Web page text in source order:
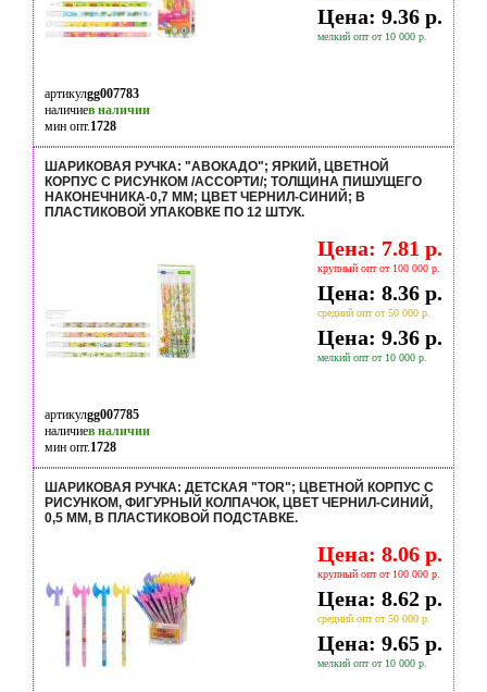
Цена: 9.36 р.
мелкий опт от 10 000 р.
артикулgg007783
наличиев наличии
мин опт.1728
ШАРИКОВАЯ РУЧКА: "АВОКАДО"; ЯРКИЙ, ЦВЕТНОЙ
КОРПУС С РИСУНКОМ /АССОРТИ/; ТОЛЩИНА ПИШУЩЕГО
НАКОНЕЧНИКА-0,7 MM; ЦВЕТ ЧЕРНИЛ-СИНИЙ; В
ПЛАСТИКОВОЙ УПАКОВКЕ ПО 12 ШТУК.
Цена: 7.81 р.
крупный опт от 100 000 р.
Цена: 8.36 р.
средний опт от 50 000 р.
Цена: 9.36 р.
мелкий опт от 10 000 р.
артикулgg007785
наличиев наличии
мин опт.1728
ШАРИКОВАЯ РУЧКА: ДЕТСКАЯ "TOR"; ЦВЕТНОЙ КОРПУС С
РИСУНКОМ, ФИГУРНЫЙ КОЛПАЧОК, ЦВЕТ ЧЕРНИЛ-СИНИЙ,
0,5 MM, В ПЛАСТИКОВОЙ ПОДСТАВКЕ.
Цена: 8.06 р.
крупный опт от 100 000 р.
Цена: 8.62 р.
средний опт от 50 000 р.
Цена: 9.65 р.
мелкий опт от 10 000 р.